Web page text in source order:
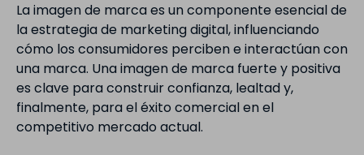
La imagen de marca es un componente esencial de
la estrategia de marketing digital, influenciando
cómo los consumidores perciben e interactúan con
una marca. Una imagen de marca fuerte y positiva
es clave para construir confianza, lealtad y,
finalmente, para el éxito comercial en el
competitivo mercado actual.